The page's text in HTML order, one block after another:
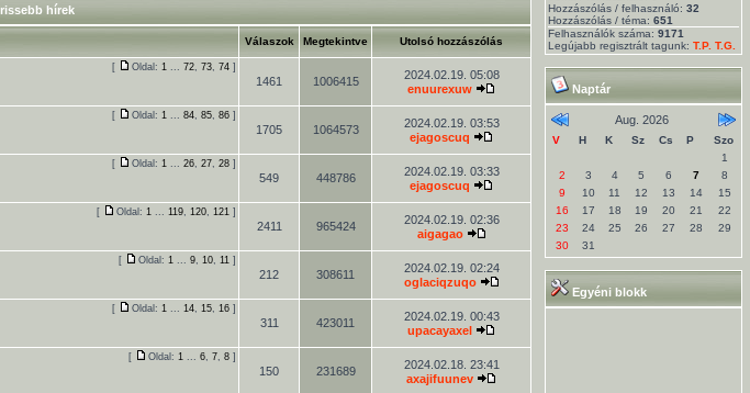
hírek
Válaszok Megtekintve Utolsó hozzászólás
[ Oldal: 1 ... 72, 73, 74 ]
1461 1006415
2024.02.19. 05:08
enuurexuw
[ Oldal: 1 ... 84, 85, 86 ]
1705 1064573
2024.02.19. 03:53
ejagoscuq
[ Oldal: 1 ... 26, 27, 28 ]
549 448786
2024.02.19. 03:33
ejagoscuq
[ Oldal: 1 ... 119, 120, 121 ]
2411 965424
2024.02.19. 02:36
aigagao
[ Oldal: 1 ... 9, 10, 11 ]
212 308611
2024.02.19. 02:24
oglaciqzuqo
[ Oldal: 1 ... 14, 15, 16 ]
311 423011
2024.02.19. 00:43
upacayaxel
[ Oldal: 1 ... 6, 7, 8 ]
150 231689
2024.02.18. 23:41
axajifuunev
Hozzászólás / felhasználó: 32
Hozzászólás / téma: 651
Felhasználók száma: 9171
Legújabb regisztrált tagunk: T.P. T.G.
Naptár
Aug. 2026
V H K Sz Cs P
Szo
1
2
3 4 5 6 7
8
9
10 11 12 13 14
15
16
17 18 19 20 21
22
23
24 25 26 27 28
29
30
31
Egyéni blokk